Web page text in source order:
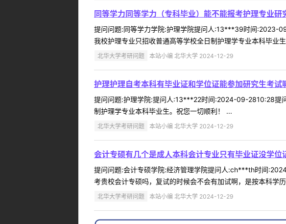
同等学力同等学力（专科毕业）能不能报考护理专业研
提问问题:同等学力学院:护理学院提问人:13***39时间:2023-
我校护理专业只招收普通高等学校全日制护理学专业本科毕业
北华大学考研问题 本站小编 北华大学 2024-12-29
护理护理自考本科有毕业证和学位证能参加研究生考试
提问问题:护理学院:提问人:13***22时间:2024-09-2810:28提
制护理学专业本科毕业生。祝您一切顺利！ ...
北华大学考研问题 本站小编 北华大学 2024-12-29
会计专硕有几个是成人本科会计专业只有毕业证没学位
提问问题:会计专硕学院:经济管理学院提问人:ch***th时间
考贵校会计专硕吗，复试的时候会不会有加试啊，是按本科学
北华大学考研问题 本站小编 北华大学 2024-12-29